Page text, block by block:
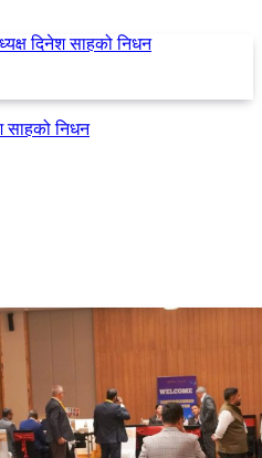
साहको निधन